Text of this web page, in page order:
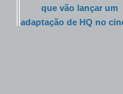
que vão lançar um
adaptação de HQ no